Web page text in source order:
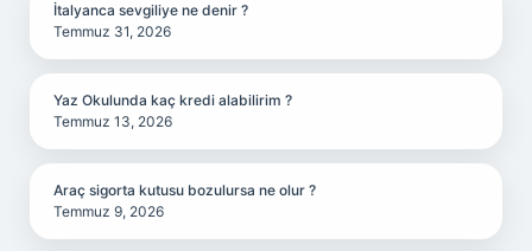
İtalyanca sevgiliye ne denir ?
Temmuz 31, 2026
Yaz Okulunda kaç kredi alabilirim ?
Temmuz 13, 2026
Araç sigorta kutusu bozulursa ne olur ?
Temmuz 9, 2026